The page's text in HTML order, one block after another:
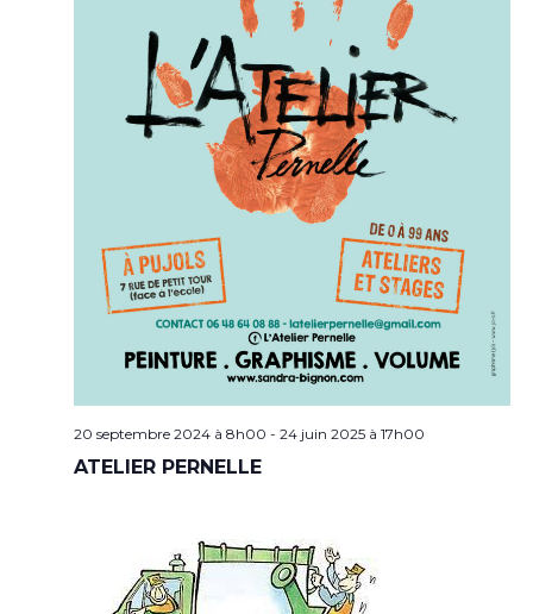
20 septembre 2024 à 8h00 - 24 juin 2025 à 17h00
ATELIER PERNELLE